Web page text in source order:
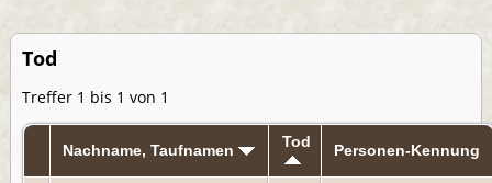
Tod
Treffer 1 bis 1 von 1
Nachname, Taufnamen Tod Personen-Kennung